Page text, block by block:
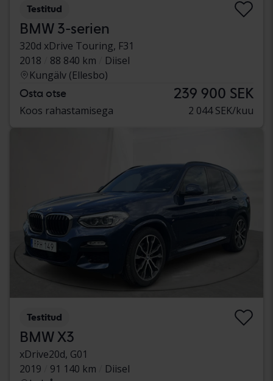
Testitud
BMW 3-serien
320d xDrive Touring, F31
2018
88 840 km
Diisel
Kungälv (Ellesbo)
Osta otse 239 900 SEK
Koos rahastamisega 2 044 SEK/kuu
Testitud
BMW X3
xDrive20d, G01
2019
91 140 km
Diisel